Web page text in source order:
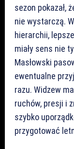
sezon pokazał,
nie wystarczą.
hierarchii,
miały sens nie
Masłowski
ewentualne
razu. Widzew
ruchów, presji i
szybko
przygotować